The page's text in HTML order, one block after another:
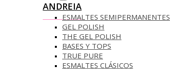
ANDREIA
ESMALTES SEMIPERMANENTES
GEL POLISH
THE GEL POLISH
BASES Y‎ TOPS
TRUE PURE
ESMALTES CLÁSICOS